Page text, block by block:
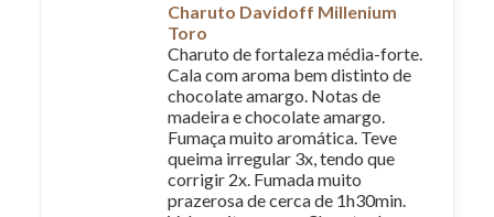
Charuto Davidoff Millenium
Toro
Charuto de fortaleza média-forte.
Cala com aroma bem distinto de
chocolate amargo. Notas de
madeira e chocolate amargo.
Fumaça muito aromática. Teve
queima irregular 3x, tendo que
corrigir 2x. Fumada muito
prazerosa de cerca de 1h30min.